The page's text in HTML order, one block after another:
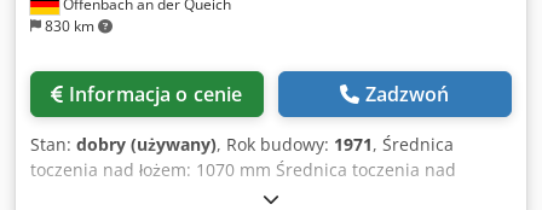
830 km
Informacja o cenie Zadzwoń
Stan: dobry (używany), Rok budowy: 1971, Średnica
toczenia nad łożem: 1070 mm Średnica toczenia nad
suportem: 800 mm Długość toczenia: 1000 mm Średnica